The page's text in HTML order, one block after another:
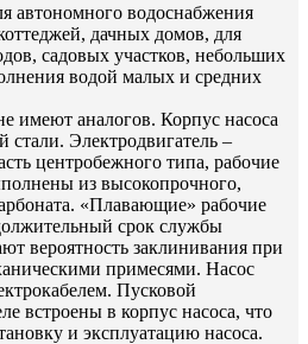
автономного водоснабжения
дачных домов, для
садовых участков, небольших
водой малых и средних
аналогов. Корпус насоса
Электродвигатель –
центробежного типа, рабочие
из высокопрочного,
«Плавающие» рабочие
срок службы
вероятность заклинивания при
примесями. Насос
Пусковой
встроены в корпус насоса, что
и эксплуатацию насоса.